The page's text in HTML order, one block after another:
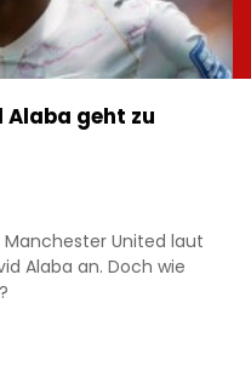
geht zu
United laut
Alaba an. Doch wie